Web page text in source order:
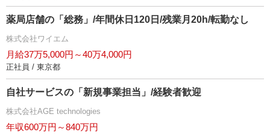
薬局店舗の「総務」/年間休日120日/残業月20h/転勤なし
株式会社ワイエム
月給37万5,000円～40万4,000円
正社員 / 東京都
自社サービスの「新規事業担当」/経験者歓迎
株式会社AGE technologies
年収600万円～840万円